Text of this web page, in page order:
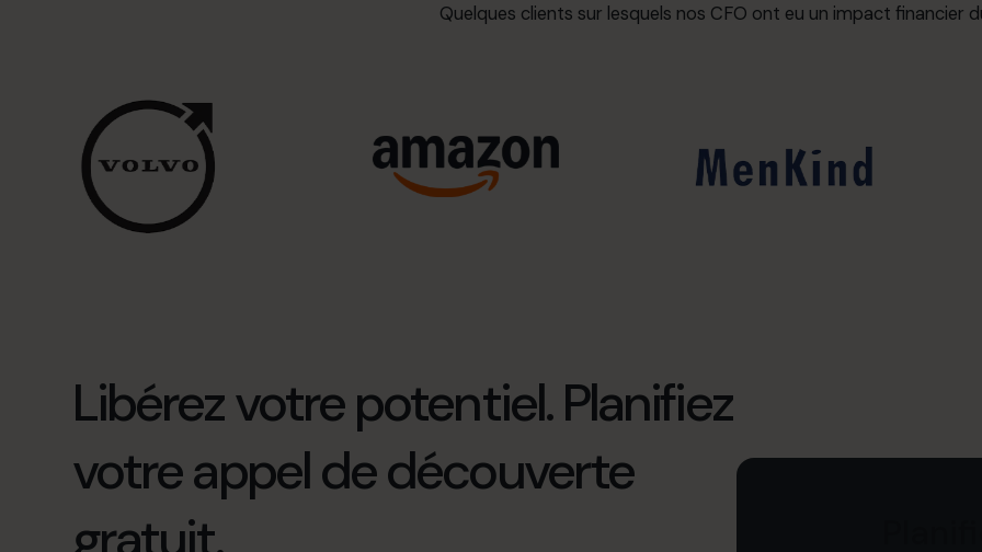
Quelques clients sur lesquels nos CFO ont eu un impact financier
Libérez votre potentiel. Planifiez
votre appel de découverte